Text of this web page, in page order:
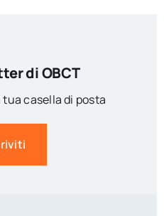
di OBCT
casella di posta